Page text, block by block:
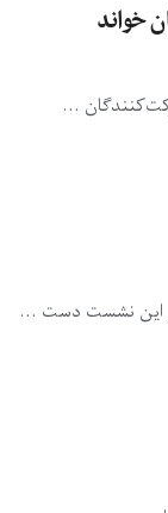
خواند
...
در این نشست دست ...